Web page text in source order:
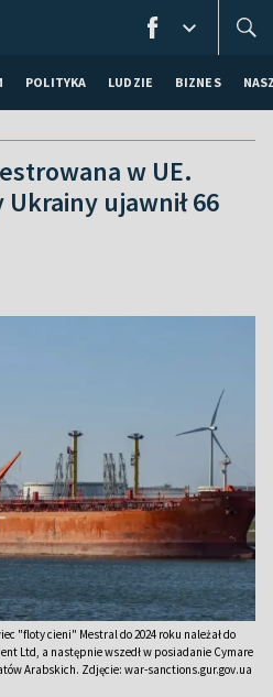
POLITYKA LUDZIE BIZNES
w UE.
ujawnił 66
"floty cieni" Mestral do 2024 roku należał do
Ltd, a następnie wszedł w posiadanie Cymare
Arabskich. Zdjęcie: war-sanctions.gur.gov.ua